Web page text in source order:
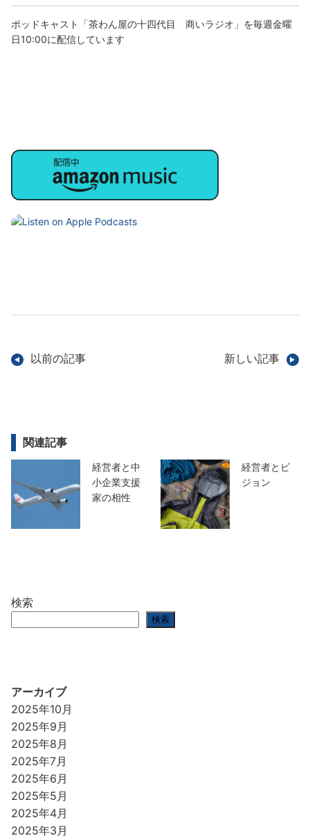
ポッドキャスト「茶わん屋の十四代目 商いラジオ」を毎週金曜
日10:00に配信しています
以前の記事 新しい記事
関連記事
経営者と中
小企業支援
家の相性
経営者とビ
ジョン
検索
検索
アーカイブ
2025年10月
2025年9月
2025年8月
2025年7月
2025年6月
2025年5月
2025年4月
2025年3月